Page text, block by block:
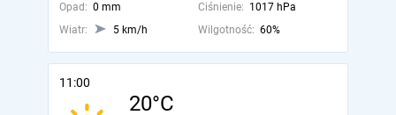
Opad: 0 mm Ciśnienie: 1017 hPa
Wiatr:
5 km/h Wilgotność: 60%
11:00
20°C